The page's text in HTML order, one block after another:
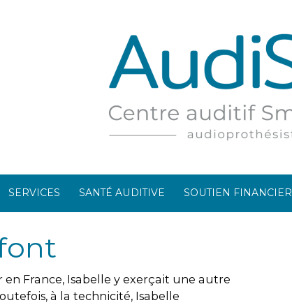
SERVICES SANTÉ AUDITIVE SOUTIEN FINANCIER
France, Isabelle y exerçait une autre
à la technicité, Isabelle